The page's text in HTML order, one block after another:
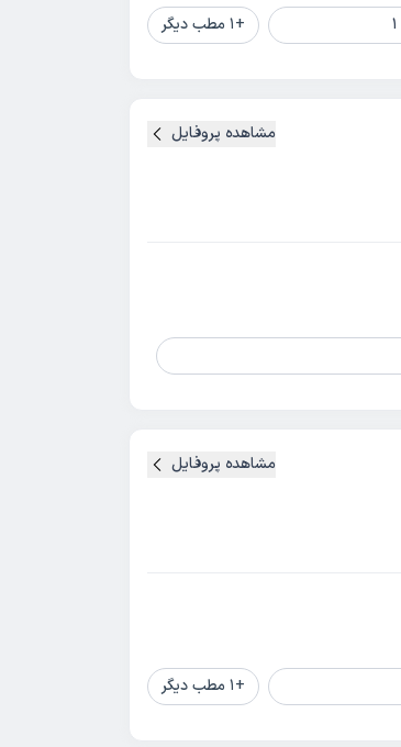
+
1 مطب دیگر
مشاهده پروفایل
مشاهده پروفایل
+
1 مطب دیگر